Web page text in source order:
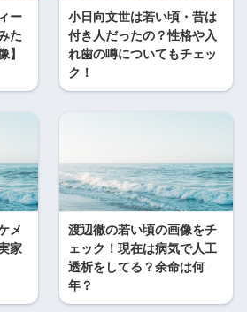
ー
た
】
小日向文世は若い頃・昔は
付き人だったの？性格や入
れ歯の噂についてもチェッ
ク！
メ
家
渡辺徹の若い頃の画像をチ
ェック！現在は病気で人工
透析をしてる？余命は何
年？